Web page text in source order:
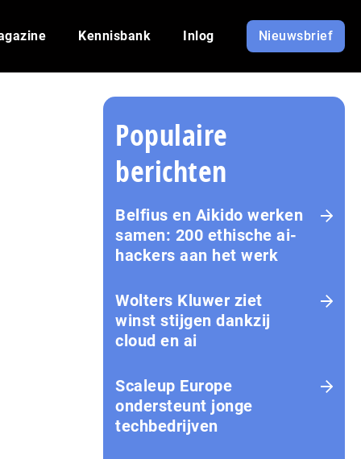
Kennisbank Inlog Nieuwsbrief
Populaire
berichten
Belfius en Aikido werken
samen: 200 ethische ai-
hackers aan het werk
Wolters Kluwer ziet
winst stijgen dankzij
cloud en ai
Scaleup Europe
ondersteunt jonge
techbedrijven